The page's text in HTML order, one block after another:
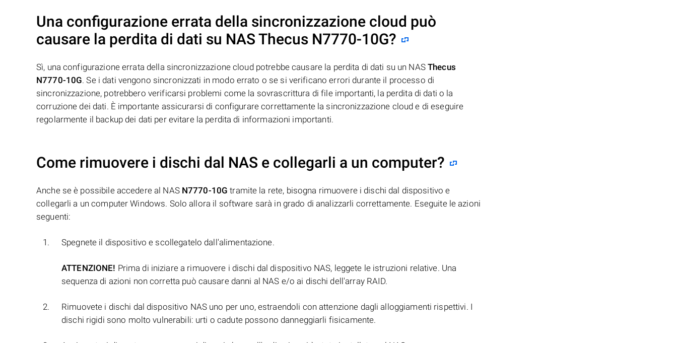
Una configurazione errata della sincronizzazione cloud può
causare la perdita di dati su NAS Thecus N7770-10G?
Sì, una configurazione errata della sincronizzazione cloud potrebbe causare la perdita di dati su un NAS Thecus
N7770-10G. Se i dati vengono sincronizzati in modo errato o se si verificano errori durante il processo di
sincronizzazione, potrebbero verificarsi problemi come la sovrascrittura di file importanti, la perdita di dati o la
corruzione dei dati. È importante assicurarsi di configurare correttamente la sincronizzazione cloud e di eseguire
regolarmente il backup dei dati per evitare la perdita di informazioni importanti.
Come rimuovere i dischi dal NAS e collegarli a un computer?
Anche se è possibile accedere al NAS N7770-10G tramite la rete, bisogna rimuovere i dischi dal dispositivo e
collegarli a un computer Windows. Solo allora il software sarà in grado di analizzarli correttamente. Eseguite le azioni
seguenti:
Spegnete il dispositivo e scollegatelo dall'alimentazione.
ATTENZIONE! Prima di iniziare a rimuovere i dischi dal dispositivo NAS, leggete le istruzioni relative. Una
sequenza di azioni non corretta può causare danni al NAS e/o ai dischi dell'array RAID.
Rimuovete i dischi dal dispositivo NAS uno per uno, estraendoli con attenzione dagli alloggiamenti rispettivi. I
dischi rigidi sono molto vulnerabili: urti o cadute possono danneggiarli fisicamente.